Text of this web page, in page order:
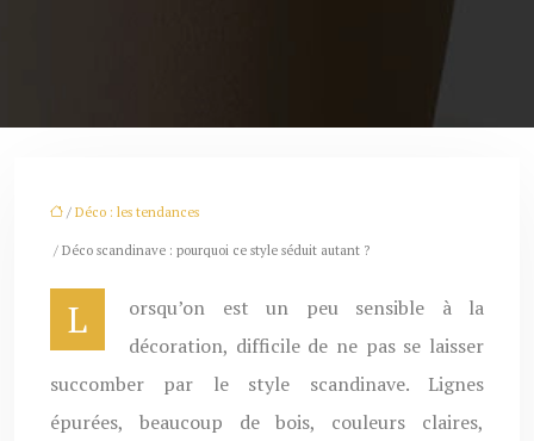
/ Déco : les tendances
/ Déco scandinave : pourquoi ce style séduit autant ?
Lorsqu’on est un peu sensible à la
décoration, difficile de ne pas se laisser
succomber par le style scandinave. Lignes
épurées, beaucoup de bois, couleurs claires,